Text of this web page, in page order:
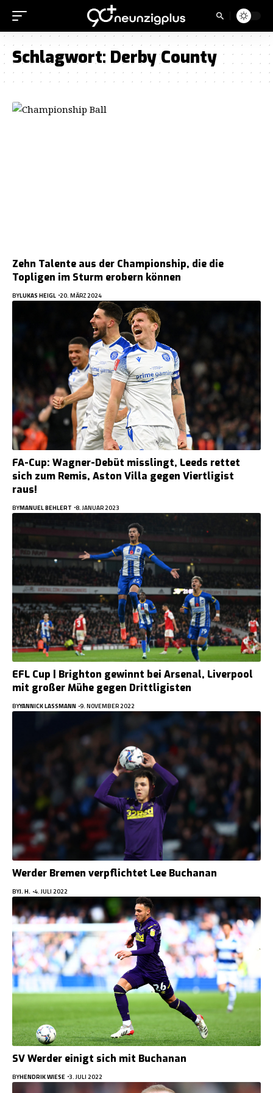
Schlagwort: Derby County
Zehn Talente aus der Championship, die die
Topligen im Sturm erobern können
BYLUKAS HEIGL 20. MÄRZ 2024
FA-Cup: Wagner-Debüt misslingt, Leeds rettet
sich zum Remis, Aston Villa gegen Viertligist
raus!
BYMANUEL BEHLERT 8. JANUAR 2023
EFL Cup | Brighton gewinnt bei Arsenal, Liverpool
mit großer Mühe gegen Drittligisten
BYYANNICK LASSMANN 9. NOVEMBER 2022
Werder Bremen verpflichtet Lee Buchanan
BYJ. H. 4. JULI 2022
SV Werder einigt sich mit Buchanan
BYHENDRIK WIESE 3. JULI 2022